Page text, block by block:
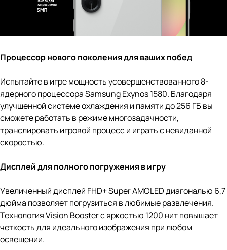
Процессор нового поколения для ваших побед
Испытайте в игре мощность усовершенствованного 8-
ядерного процессора Samsung Exynos 1580. Благодаря
улучшенной системе охлаждения и памяти до 256 ГБ вы
сможете работать в режиме многозадачности,
транслировать игровой процесс и играть с невиданной
скоростью.
Дисплей для полного погружения в игру
Увеличенный дисплей FHD+ Super AMOLED диагональю 6,7
дюйма позволяет погрузиться в любимые развлечения.
Технология Vision Booster с яркостью 1200 нит повышает
четкость для идеального изображения при любом
освещении.